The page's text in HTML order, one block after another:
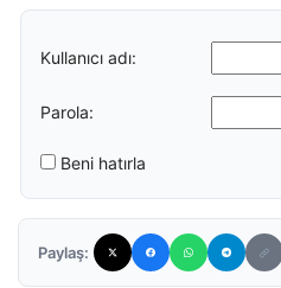
Kullanıcı adı:
Parola:
Beni hatırla
Paylaş: